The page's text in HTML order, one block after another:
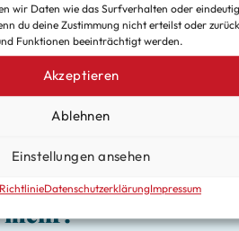
wir Daten wie das Surfverhalten oder
du deine Zustimmung nicht erteilst oder
Funktionen beeinträchtigt werden.
Akzeptieren
Ablehnen
Einstellungen ansehen
DatenschutzerklärungImpressum
exklusiven
kalte Jahreszeit
mehr!